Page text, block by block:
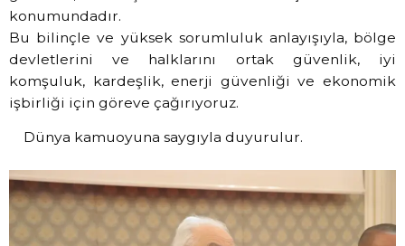
konumundadır.
Bu bilinçle ve yüksek sorumluluk anlayışıyla, bölge
devletlerini ve halklarını ortak güvenlik, iyi
komşuluk, kardeşlik, enerji güvenliği ve ekonomik
işbirliği için göreve çağırıyoruz.
Dünya kamuoyuna saygıyla duyurulur.